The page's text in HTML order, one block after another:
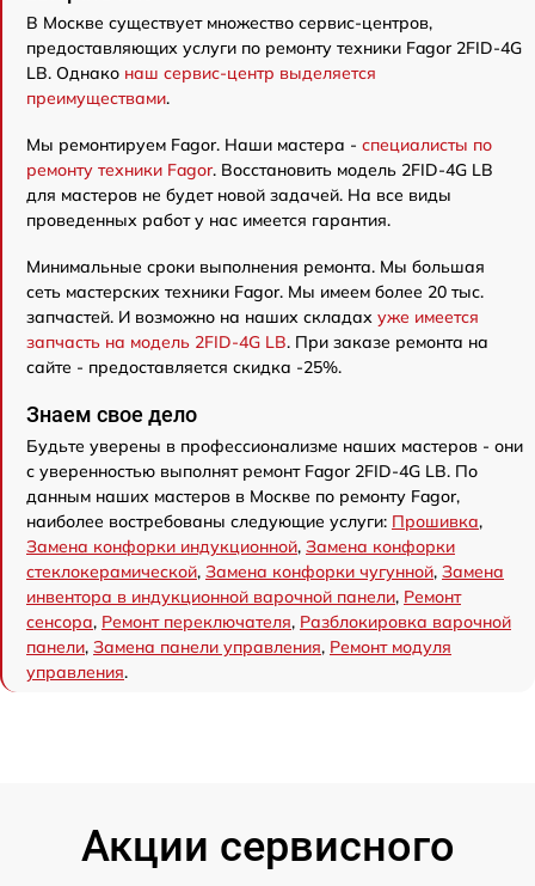
В Москве существует множество сервис-центров,
предоставляющих услуги по ремонту техники Fagor 2FID-4G
LB. Однако наш сервис-центр выделяется
преимуществами.
Мы ремонтируем Fagor. Наши мастера - специалисты по
ремонту техники Fagor. Восстановить модель 2FID-4G LB
для мастеров не будет новой задачей. На все виды
проведенных работ у нас имеется гарантия.
Минимальные сроки выполнения ремонта. Мы большая
сеть мастерских техники Fagor. Мы имеем более 20 тыс.
запчастей. И возможно на наших складах уже имеется
запчасть на модель 2FID-4G LB. При заказе ремонта на
сайте - предоставляется скидка -25%.
Знаем свое дело
Будьте уверены в профессионализме наших мастеров - они
с уверенностью выполнят ремонт Fagor 2FID-4G LB. По
данным наших мастеров в Москве по ремонту Fagor,
наиболее востребованы следующие услуги: Прошивка,
Замена конфорки индукционной, Замена конфорки
стеклокерамической, Замена конфорки чугунной, Замена
инвентора в индукционной варочной панели, Ремонт
сенсора, Ремонт переключателя, Разблокировка варочной
панели, Замена панели управления, Ремонт модуля
управления.
Акции сервисного